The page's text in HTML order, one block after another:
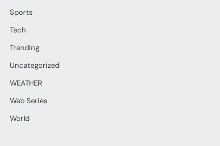
Sports
Tech
Trending
Uncategorized
WEATHER
Web Series
World